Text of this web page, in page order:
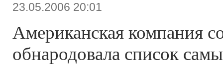
23.05.2006 20:01
Американская компания
обнародовала список